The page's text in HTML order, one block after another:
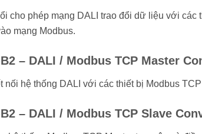
cho phép mạng DALI trao đổi dữ liệu với
mạng Modbus.
B2 – DALI / Modbus TCP Master
nối hệ thống DALI với các thiết bị Modbus
B2 – DALI / Modbus TCP Slave